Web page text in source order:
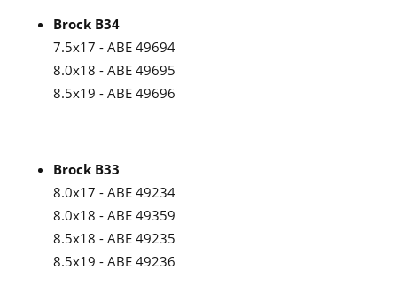
Brock B34
7.5x17 - ABE 49694
8.0x18 - ABE 49695
8.5x19 - ABE 49696
Brock B33
8.0x17 - ABE 49234
8.0x18 - ABE 49359
8.5x18 - ABE 49235
8.5x19 - ABE 49236